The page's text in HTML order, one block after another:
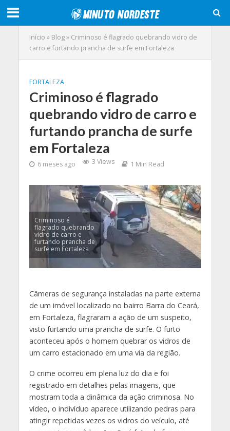
Início » Blog» Criminoso é flagrado quebrando vidro de
carro e furtando prancha de surfe em Fortaleza
FORTALEZA
Criminoso é flagrado
quebrando vidro de carro e
furtando prancha de surfe
em Fortaleza
6 meses ago 3 Views 1 Min Read
Criminoso é
flagrado quebrando
vidro de carro e
furtando prancha de
surfe em Fortaleza
Câmeras de segurança instaladas na parte externa
de um imóvel localizado no bairro Barra do Ceará,
em Fortaleza, flagraram a ação de um suspeito,
visto furtando uma prancha de surfe. O furto
aconteceu após o homem quebrar os vidros de
um carro estacionado em uma via da região.
O crime ocorreu em plena luz do dia e foi
registrado em detalhes pelas imagens, que
mostram toda a dinâmica da ação criminosa. No
vídeo, o indivíduo aparece utilizando pedras para
atingir repetidas vezes os vidros do veículo, até